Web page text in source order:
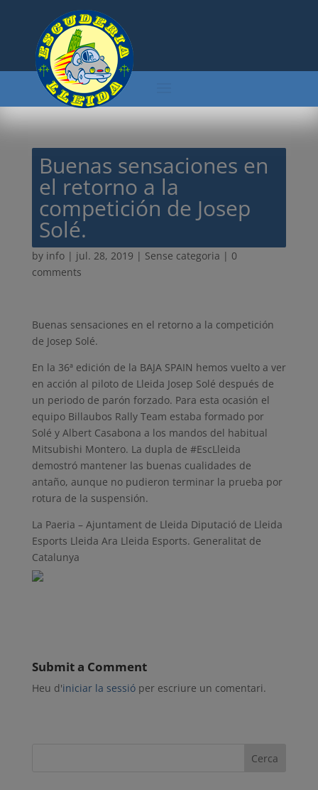
Buenas sensaciones en
el retorno a la
competición de Josep
Solé.
by info| jul. 28, 2019 | Sense categoria | 0
comments
Buenas sensaciones en el retorno a la competición
de Josep Solé.
En la 36ª edición de la BAJA SPAIN hemos vuelto a ver
en acción al piloto de Lleida Josep Solé después de
un periodo de parón forzado. Para esta ocasión el
equipo Billaubos Rally Team estaba formado por
Solé y Albert Casabona a los mandos del habitual
Mitsubishi Montero. La dupla de #EscLleida
demostró mantener las buenas cualidades de
antaño, aunque no pudieron terminar la prueba por
rotura de la suspensión.
La Paeria – Ajuntament de Lleida Diputació de Lleida
Esports Lleida Ara Lleida Esports. Generalitat de
Catalunya
Submit a Comment
Heu d'iniciar la sessióper escriure un comentari.